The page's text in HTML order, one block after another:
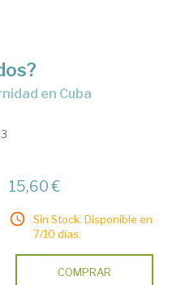
en Cuba
15,60 €
Sin Stock. Disponible en
7/10 días.
COMPRAR